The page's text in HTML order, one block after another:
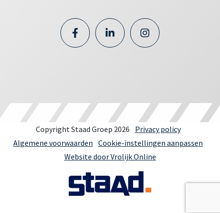
Copyright Staad Groep 2026
Privacy policy
Algemene voorwaarden Cookie-instellingen aanpassen
Website door Vrolijk Online